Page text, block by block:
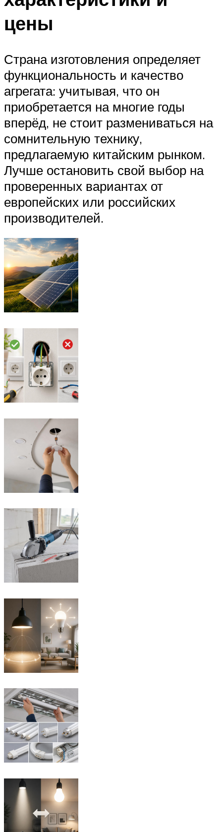
цены
Страна изготовления определяет
функциональность и качество
агрегата: учитывая, что он
приобретается на многие годы
вперёд, не стоит размениваться на
сомнительную технику,
предлагаемую китайским рынком.
Лучше остановить свой выбор на
проверенных вариантах от
европейских или российских
производителей.